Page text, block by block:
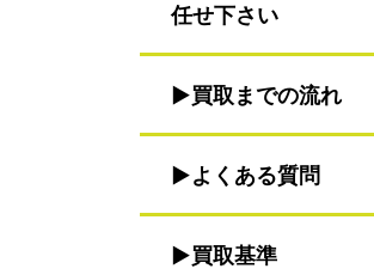
任せ下さい
買取までの流れ
よくある質問
買取基準